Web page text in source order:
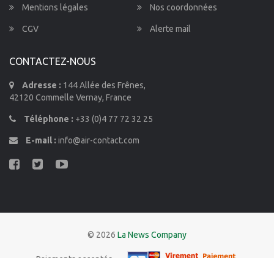
Mentions légales Nos coordonnées
CGV Alerte mail
CONTACTEZ-NOUS
Adresse : 144 Allée des Frênes,
42120 Commelle Vernay, France
Téléphone : +33 (0)4 77 72 32 25
E-mail : info@air-contact.com
© 2026 La News Company